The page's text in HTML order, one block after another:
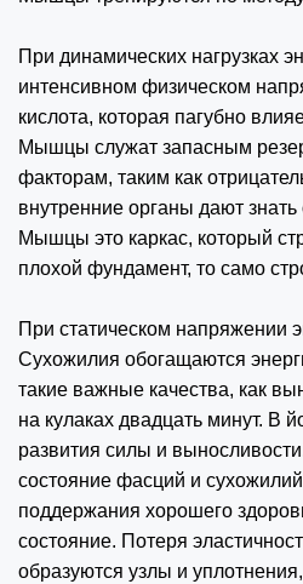
При динамических нагрузках
интенсивном физическом
кислота, которая пагубно
Мышцы служат запасным
факторам, таким как
внутренние органы дают
Мышцы это каркас, который
плохой фундамент, то само
При статическом напряжении
Сухожилия обогащаются
такие важные качества, как
на кулаках двадцать минут. В
развития силы и
состояние фасций и
поддержания хорошего
состояние. Потеря
образуются узлы и